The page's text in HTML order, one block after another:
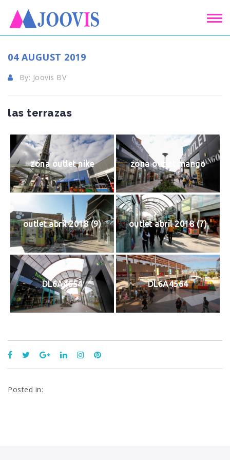
04 AUGUST 2019
By: Joovis BV
las terrazas
zona outlet nike zona outlet mango
outlet abril 2018 (9) outlet abril 2018 (7)
DL6A4654 DL6A4564
Posted in: